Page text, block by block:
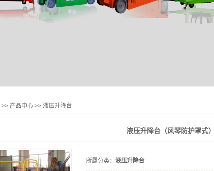
>> 产品中心 >> 液压升降台
液压升降台（风琴防护罩式
所属分类： 液压升降台